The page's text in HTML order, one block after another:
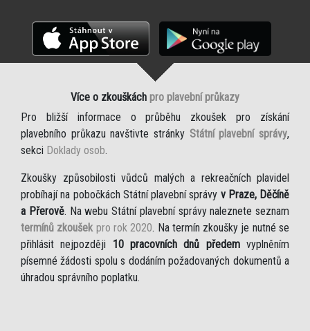
Více o zkouškách pro plavební průkazy
Pro bližší informace o průběhu zkoušek pro získání
plavebního průkazu navštivte stránky Státní plavební správy,
sekci Doklady osob.
Zkoušky způsobilosti vůdců malých a rekreačních plavidel
probíhají na pobočkách Státní plavební správy v Praze, Děčíně
a Přerově. Na webu Státní plavební správy naleznete seznam
termínů zkoušek pro rok 2020. Na termín zkoušky je nutné se
přihlásit nejpozději 10 pracovních dnů předemvyplněním
písemné žádosti spolu s dodáním požadovaných dokumentů a
úhradou správního poplatku.